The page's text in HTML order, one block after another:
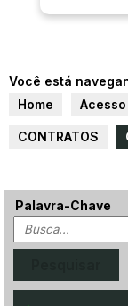
Você está
Home
CONTRATOS
Palavra-Chave